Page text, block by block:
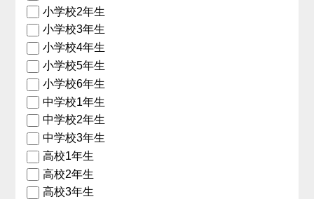
小学校2年生
小学校3年生
小学校4年生
小学校5年生
小学校6年生
中学校1年生
中学校2年生
中学校3年生
高校1年生
高校2年生
高校3年生